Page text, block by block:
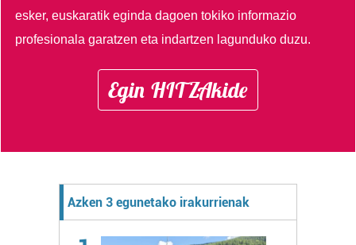
esker, euskaratik eginda dagoen tokiko informazio
profesionala garatzen eta indartzen lagunduko duzu.
Egin HITZAkide
Azken 3 egunetako irakurrienak